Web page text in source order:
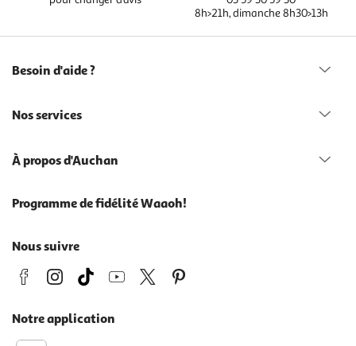
8h>21h, dimanche 8h30>13h
Besoin d'aide ?
Nos services
À propos d'Auchan
Programme de fidélité Waaoh!
Nous suivre
Notre application